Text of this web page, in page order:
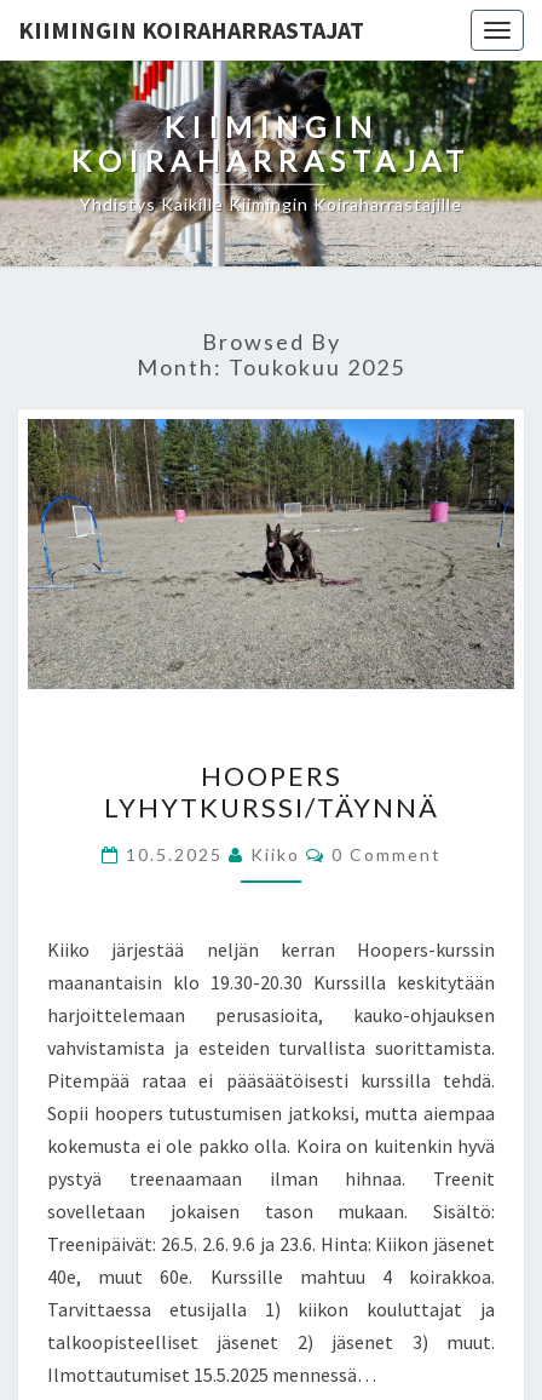
KIIMINGIN KOIRAHARRASTAJAT
KIIMINGIN
KOIRAHARRASTAJAT
Yhdistys Kaikille Kiimingin Koiraharrastajille
Browsed By
Month: Toukokuu 2025
LYHYTKURSSI/TÄYNNÄ
HOOPERS
LYHYTKURSSI/TÄYNNÄ
10.5.2025 Kiiko Comments
0 Comment
Kiiko järjestää neljän kerran Hoopers-kurssin
maanantaisin klo 19.30-20.30 Kurssilla keskitytään
harjoittelemaan perusasioita, kauko-ohjauksen
vahvistamista ja esteiden turvallista suorittamista.
Pitempää rataa ei pääsäätöisesti kurssilla tehdä.
Sopii hoopers tutustumisen jatkoksi, mutta aiempaa
kokemusta ei ole pakko olla. Koira on kuitenkin hyvä
pystyä treenaamaan ilman hihnaa. Treenit
sovelletaan jokaisen tason mukaan. Sisältö:
Treenipäivät: 26.5. 2.6. 9.6 ja 23.6. Hinta: Kiikon jäsenet
40e, muut 60e. Kurssille mahtuu 4 koirakkoa.
Tarvittaessa etusijalla 1) kiikon kouluttajat ja
talkoopisteelliset jäsenet 2) jäsenet 3) muut.
Ilmottautumiset 15.5.2025 mennessä…